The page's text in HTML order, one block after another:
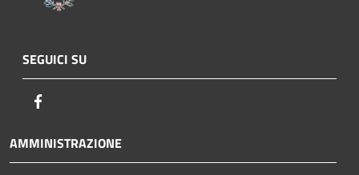
SEGUICI SU
AMMINISTRAZIONE